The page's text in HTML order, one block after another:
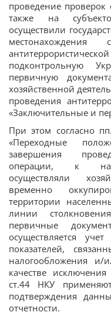
проведение проверок
также на
осуществили
подконтрольную
первичную
хозяйственной
проведения
«Заключительные и
При этом согласно
«Переходные
завершения
операции, к
осуществляли
временно
территории
линии
первичные
осуществляется
показателей,
налогообложения и/
качестве
ст.44 НКУ
подтверждения
отчетности.